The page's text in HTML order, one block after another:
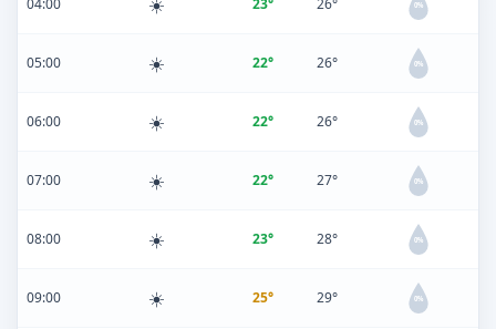
04:00 23° 26° 0%
05:00 ☀️ 22° 26° 0%
06:00 ☀️ 22° 26° 0%
07:00 ☀️ 22° 27° 0%
08:00 ☀️ 23° 28° 0%
09:00 ☀️ 25° 29° 0%